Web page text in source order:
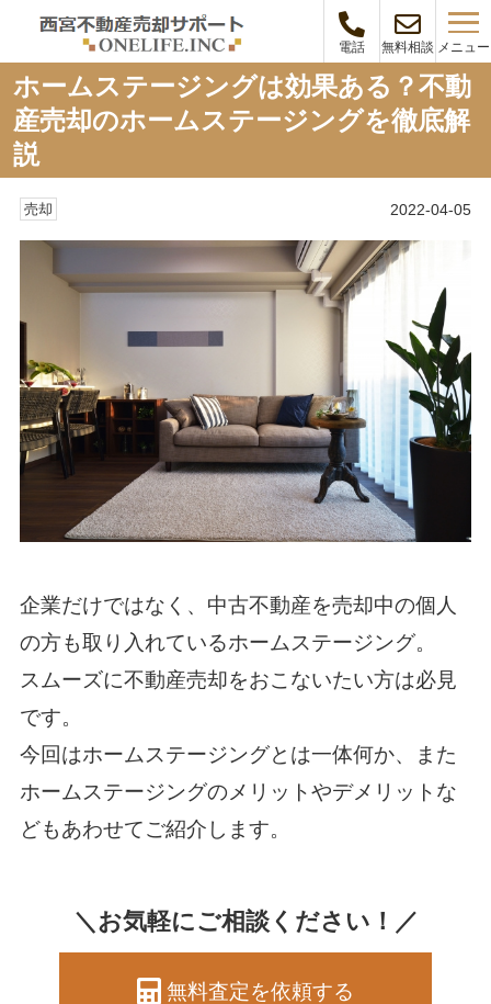
電話 無料相談 メニュー
ホームステージングは効果ある？不動
産売却のホームステージングを徹底解
説
売却 2022-04-05
企業だけではなく、中古不動産を売却中の個人
の方も取り入れているホームステージング。
スムーズに不動産売却をおこないたい方は必見
です。
今回はホームステージングとは一体何か、また
ホームステージングのメリットやデメリットな
どもあわせてご紹介します。
＼お気軽にご相談ください！／
無料査定を依頼する